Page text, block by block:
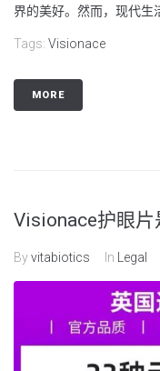
界的美好。然而，现代生
Tags: Visionace
MORE
Visionace护眼片
Byvitabiotics In Legal